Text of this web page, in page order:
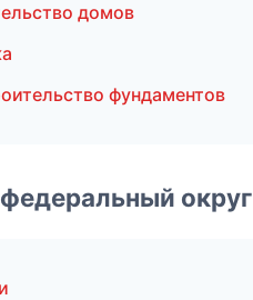
домов
фундаментов
округ